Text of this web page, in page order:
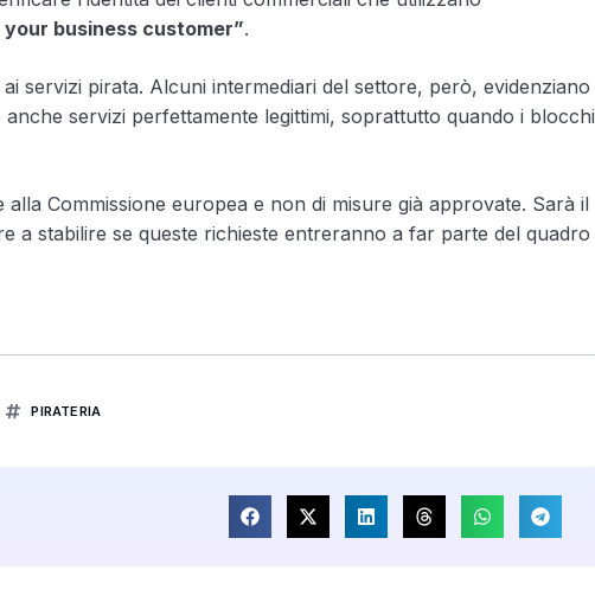
your business customer”.
servizi pirata. Alcuni intermediari del settore, però, evidenziano
servizi perfettamente legittimi, soprattutto quando i blocchi
Commissione europea e non di misure già approvate. Sarà il
a stabilire se queste richieste entreranno a far parte del quadro
PIRATERIA